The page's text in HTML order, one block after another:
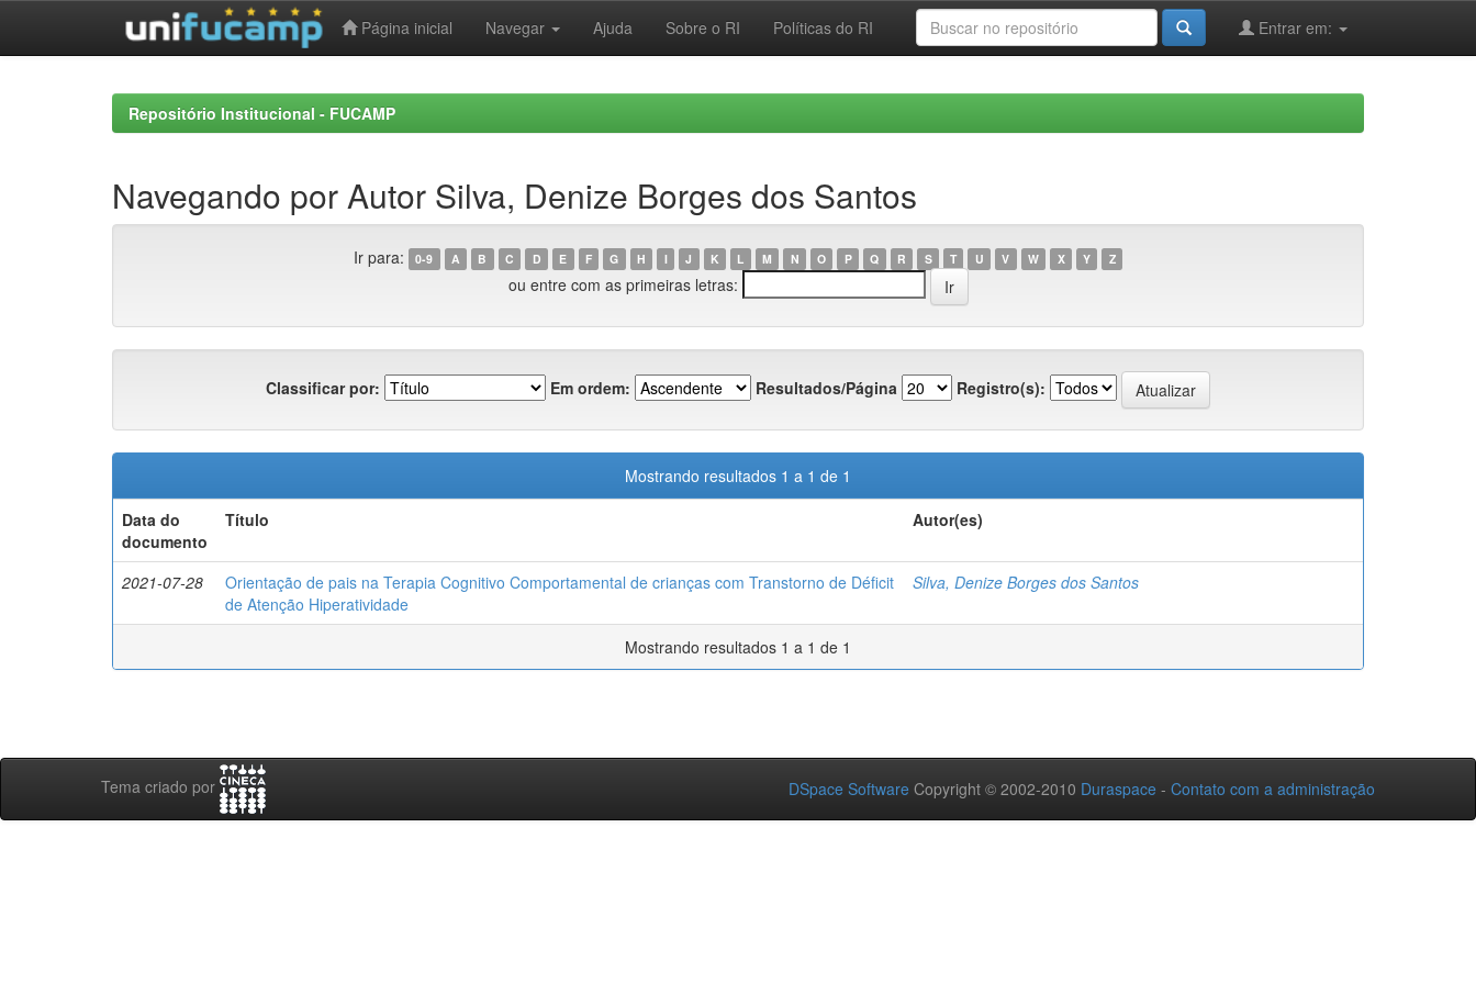
Página inicial Navegar Ajuda Sobre o RI Políticas do RI Entrar em:
Repositório Institucional - FUCAMP
Navegando por Autor Silva, Denize Borges dos Santos
Ir para: 0-9 A B C D E F G H I J K L M N O P Q R S T U V W X Y Z
ou entre com as primeiras letras:
Classificar por: Em ordem: Resultados/Página Registro(s):
Mostrando resultados 1 a 1 de 1
Data do
documento
Título Autor(es)
2021-07-28
Orientação de pais na Terapia Cognitivo Comportamental de crianças com Transtorno de Déficit
de Atenção Hiperatividade
Silva, Denize Borges dos Santos
Mostrando resultados 1 a 1 de 1
Tema criado por DSpace Software Copyright © 2002-2010 Duraspace - Contato com a administração